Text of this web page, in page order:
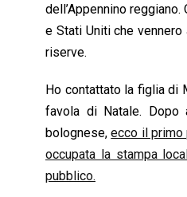
dell’Appennino
e Stati Uniti che
riserve.
Ho contattato la figlia di
favola di Natale. Dopo
bolognese,ecco il primo
occupata la stampa
pubblico.